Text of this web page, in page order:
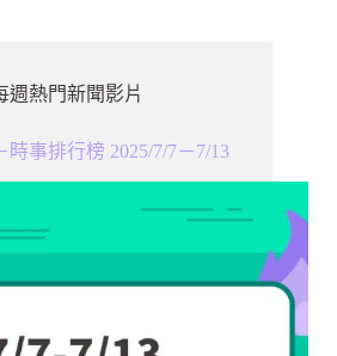
週熱門新聞影片
事排行榜 2025/7/7－7/13